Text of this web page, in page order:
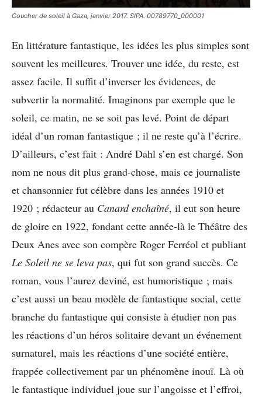
Coucher de soleil à Gaza, janvier 2017. SIPA. 00789770_000001
En littérature fantastique, les idées les plus simples sont
souvent les meilleures. Trouver une idée, du reste, est
assez facile. Il suffit d’inverser les évidences, de
subvertir la normalité. Imaginons par exemple que le
soleil, ce matin, ne se soit pas levé. Point de départ
idéal d’un roman fantastique ; il ne reste qu’à l’écrire.
D’ailleurs, c’est fait : André Dahl s’en est chargé. Son
nom ne nous dit plus grand-chose, mais ce journaliste
et chansonnier fut célèbre dans les années 1910 et
1920 ; rédacteur au Canard enchaîné, il eut son heure
de gloire en 1922, fondant cette année-là le Théâtre des
Deux Anes avec son compère Roger Ferréol et publiant
Le Soleil ne se leva pas, qui fut son grand succès. Ce
roman, vous l’aurez deviné, est humoristique ; mais
c’est aussi un beau modèle de fantastique social, cette
branche du fantastique qui consiste à étudier non pas
les réactions d’un héros solitaire devant un événement
surnaturel, mais les réactions d’une société entière,
frappée collectivement par un phénomène inouï. Là où
le fantastique individuel joue sur l’angoisse et l’effroi,